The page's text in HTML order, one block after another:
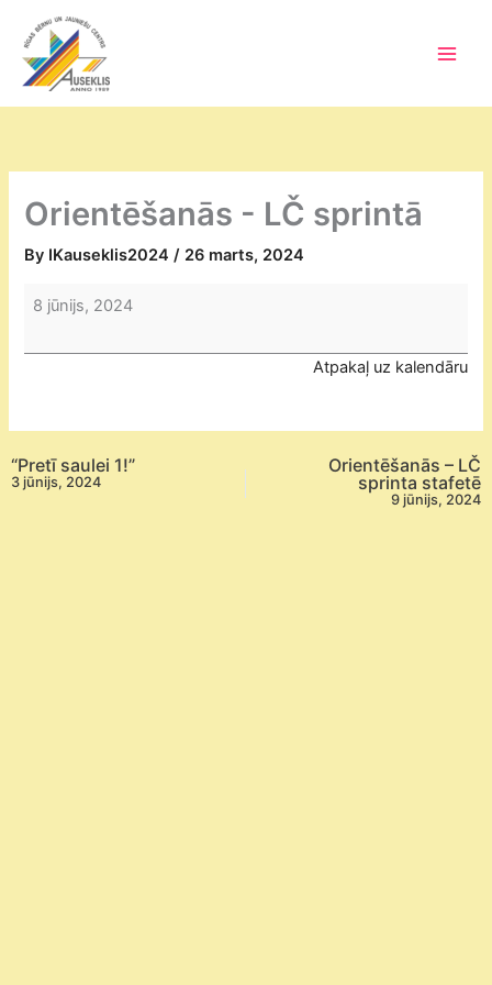
content
Orientēšanās - LČ sprintā
By IKauseklis2024/ 26 marts, 2024
Orientēšanās
LČ
8 jūnijs, 2024
Atpakaļ uz kalendāru
“Pretī saulei 1!”
3 jūnijs, 2024
Orientēšanās – LČ
sprinta stafetē
9 jūnijs, 2024